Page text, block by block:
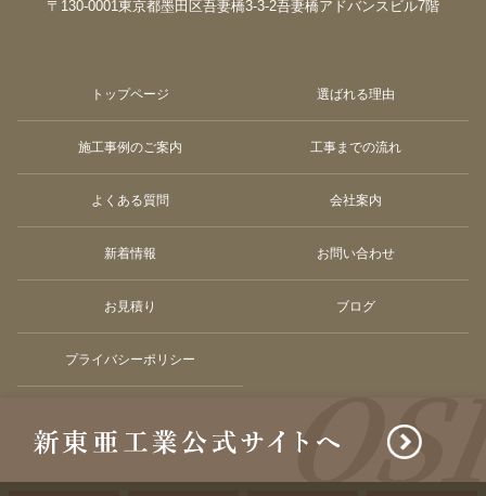
〒130-0001東京都墨田区吾妻橋3-3-2吾妻橋アドバンスビル7階
トップページ 選ばれる理由
施工事例のご案内 工事までの流れ
よくある質問 会社案内
新着情報 お問い合わせ
お見積り ブログ
プライバシーポリシー
© Shintoakogyo co.ltd. All Rights Reserved.